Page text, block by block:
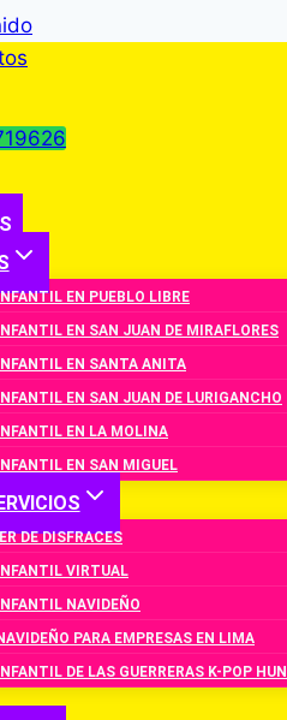
EN PUEBLO LIBRE
EN SAN JUAN DE MIRAFLORES
EN SANTA ANITA
EN SAN JUAN DE LURIGANCHO
EN LA MOLINA
EN SAN MIGUEL
DE DISFRACES
VIRTUAL
NAVIDEÑO
PARA EMPRESAS EN LIMA
DE LAS GUERRERAS K-POP